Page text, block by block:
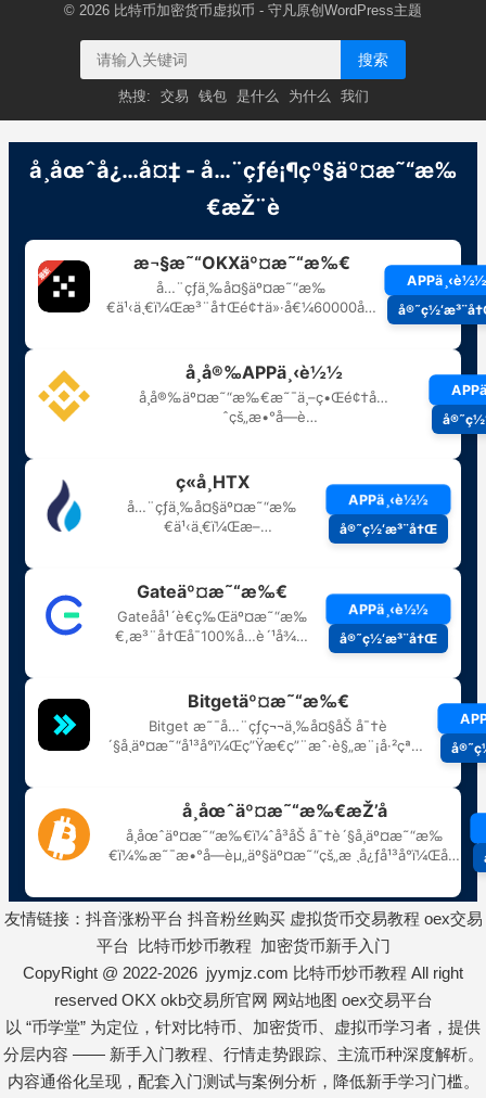
© 2026 比特币加密货币虚拟币 - 守凡原创 WordPress主题
搜索
热搜: 交易 钱包 是什么 为什么 我们
友情链接： 抖音涨粉平台 抖音粉丝购买 虚拟货币交易教程 oex交易
平台
比特币炒币教程 加密货币新手入门
CopyRight @ 2022-2026 jyymjz.com 比特币炒币教程 All right
reserved OKX okb交易所官网 网站地图 oex交易平台
以 “币学堂” 为定位，针对比特币、加密货币、虚拟币学习者，提供
分层内容 —— 新手入门教程、行情走势跟踪、主流币种深度解析。
内容通俗化呈现，配套入门测试与案例分析，降低新手学习门槛。